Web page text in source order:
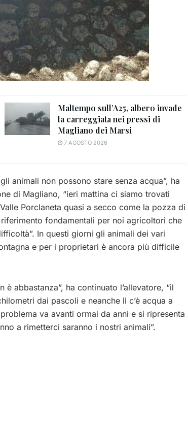
Maltempo sull’A25, albero invade
la carreggiata nei pressi di
Magliano dei Marsi
7 AGOSTO 2026
animali non possono stare senza acqua”, ha
di Magliano, “ieri mattina ci siamo trovati
Porclaneta quasi a secco come la pozza di
fondamentali per noi agricoltori che
In questi giorni gli animali dei vari
e per i proprietari è ancora più difficile
abbastanza”, ha continuato l’allevatore, “il
dai pascoli e neanche lì c’è acqua a
va avanti ormai da anni e si ripresenta
a rimetterci saranno i nostri animali”.